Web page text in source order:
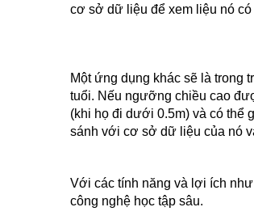
cơ sở dữ liệu để xem liệu nó có
Một ứng dụng khác sẽ là trong
tuổi. Nếu ngưỡng chiều cao
(khi họ đi dưới 0.5m) và có thể
sánh với cơ sở dữ liệu của nó
Với các tính năng và lợi ích
công nghệ học tập sâu.